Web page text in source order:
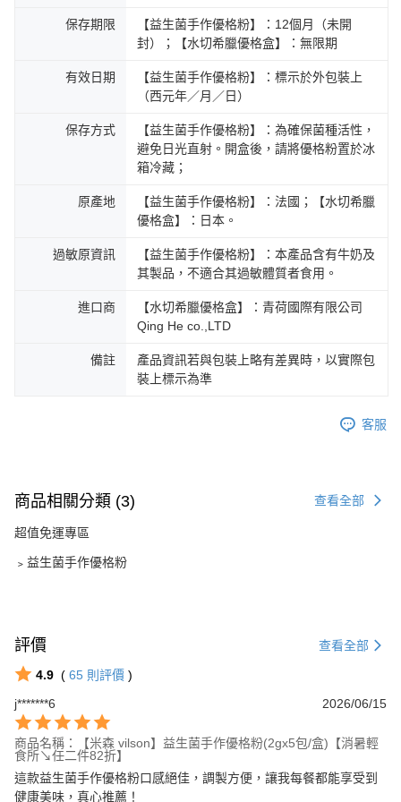
保存期限
【益生菌手作優格粉】：12個月（未開
封）；【水切希臘優格盒】：無限期
有效日期
【益生菌手作優格粉】：標示於外包裝上
（西元年／月／日）
保存方式
【益生菌手作優格粉】：為確保菌種活性，
避免日光直射。開盒後，請將優格粉置於冰
箱冷藏；
原產地
【益生菌手作優格粉】：法國；【水切希臘
優格盒】：日本。
過敏原資訊
【益生菌手作優格粉】：本產品含有牛奶及
其製品，不適合其過敏體質者食用。
進口商
【水切希臘優格盒】：青荷國際有限公司
Qing He co.,LTD
備註
產品資訊若與包裝上略有差異時，以實際包
裝上標示為準
客服
商品相關分類 (3) 查看全部
超值免運專區
﹥益生菌手作優格粉
評價 查看全部
4.9 ( 65 則評價 )
j*******6
2026/06/15
商品名稱：【米森 vilson】益生菌手作優格粉(2gx5包/盒)【消暑輕
食所↘任二件82折】
這款益生菌手作優格粉口感絕佳，調製方便，讓我每餐都能享受到
健康美味，真心推薦！